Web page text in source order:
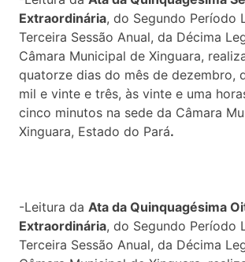
Extraordinária, do Segundo Período
Terceira Sessão Anual, da Décima
Câmara Municipal de Xinguara,
quatorze dias do mês de dezembro,
mil e vinte e três, às vinte e uma
cinco minutos na sede da Câmara
Xinguara, Estado do Pará.
-Leitura da Ata da Quinquagésima
Extraordinária, do Segundo Período
Terceira Sessão Anual, da Décima